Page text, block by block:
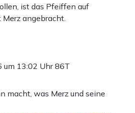
ist das Pfeiffen auf
angebracht.
um 13:02 Uhr86T
macht, was Merz und seine